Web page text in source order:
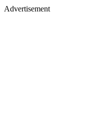
Advertisement